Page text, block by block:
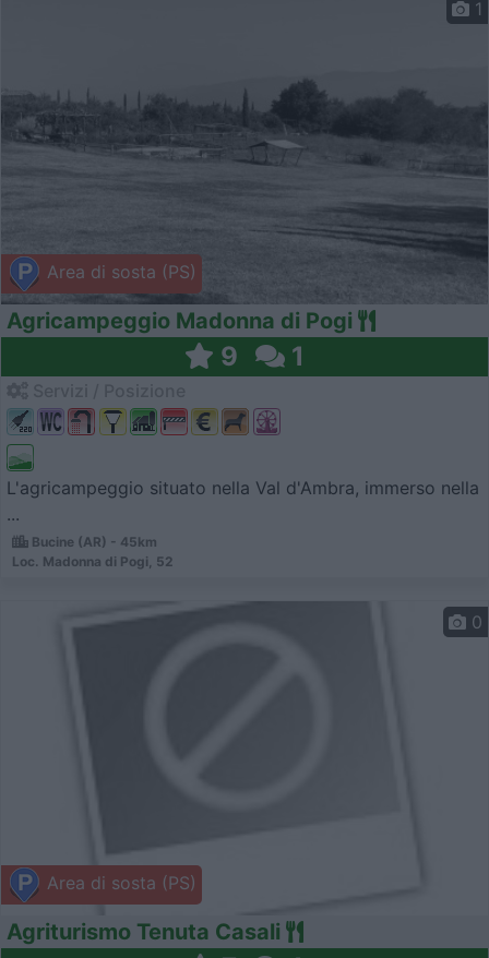
Area di sosta (PS)
1
Agricampeggio Madonna di Pogi
9 1
L'agricampeggio situato nella Val d'Ambra, immerso nella
...
Bucine (AR) - 45km
Loc. Madonna di Pogi, 52
Area di sosta (PS)
0
Agriturismo Tenuta Casali